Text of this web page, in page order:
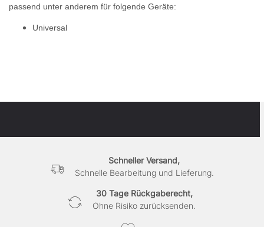
passend unter anderem für folgende Geräte:
Universal
Schneller Versand,
Schnelle Bearbeitung und Lieferung.
30 Tage Rückgaberecht,
Ohne Risiko zurücksenden.